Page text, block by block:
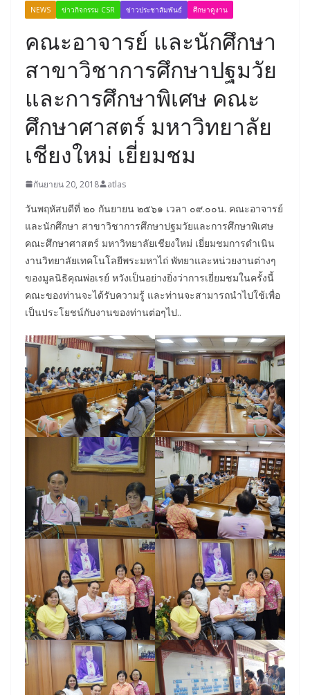
NEWS ข่าวกิจกรรม CSR ข่าวประชาสัมพันธ์ ศึกษาดูงาน
คณะอาจารย์ และนักศึกษา
สาขาวิชาการศึกษาปฐมวัย
และการศึกษาพิเศษ คณะ
ศึกษาศาสตร์ มหาวิทยาลัย
เชียงใหม่ เยี่ยมชม
กันยายน 20, 2018 atlas
วันพฤหัสบดีที่ ๒๐ กันยายน ๒๕๖๑ เวลา ๐๙.๐๐น. คณะอาจารย์
และนักศึกษา สาขาวิชาการศึกษาปฐมวัยและการศึกษาพิเศษ
คณะศึกษาศาสตร์ มหาวิทยาลัยเชียงใหม่ เยี่ยมชมการดำเนิน
งานวิทยาลัยเทคโนโลยีพระมหาไถ่ พัทยาและหน่วยงานต่างๆ
ของมูลนิธิคุณพ่อเรย์ หวังเป็นอย่างยิ่งว่าการเยี่ยมชมในครั้งนี้
คณะของท่านจะได้รับความรู้ และท่านจะสามารถนำไปใช้เพื่อ
เป็นประโยชน์กับงานของท่านต่อๆไป..